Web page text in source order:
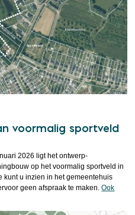
voormalig sportveld
2026 ligt het ontwerp-
op het voormalig sportveld in
kunt u inzien in het gemeentehuis
geen afspraak te maken.Ook